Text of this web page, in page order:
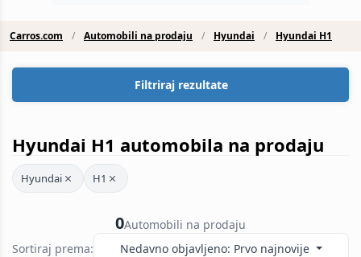
Carros.com Automobili na prodaju Hyundai Hyundai H1
Filtriraj rezultate
Hyundai H1 automobila na prodaju
Hyundai H1
0Automobili na prodaju
Sortiraj prema:
Nedavno objavljeno: Prvo najnovije